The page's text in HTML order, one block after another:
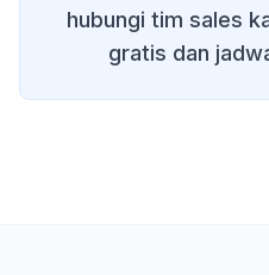
hubungi tim sales
gratis dan